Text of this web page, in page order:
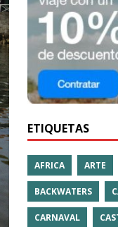
ETIQUETAS
AFRICA ARTE
BACKWATERS
CARNAVAL